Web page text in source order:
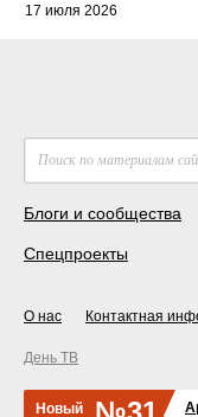
17 июля 2026
Блоги и сообщества
Спецпроекты
О нас Контактная
День ТВ
Новый